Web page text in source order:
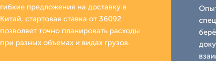
гибкие предложения на доставку в
Китай, стартовая ставка от 36092
позволяет точно планировать расходы
при разных объемах и видах грузов.